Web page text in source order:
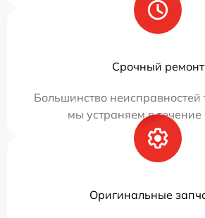
Срочный ремонт
Большинство
мы устраняем в течение
Оригинальные